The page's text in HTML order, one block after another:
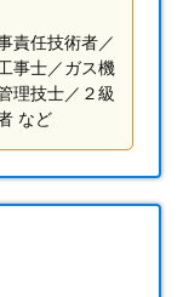
責任技術者／
事士／ガス機
理技士／２級
など